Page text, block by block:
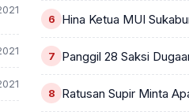
Hina Ketua MUI
Panggil 28 Saksi
Ratusan Supir Minta